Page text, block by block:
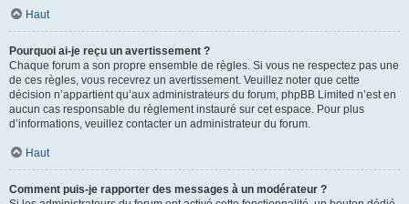
Haut
Pourquoi ai-je reçu un avertissement ?
Chaque forum a son propre ensemble de règles. Si vous ne respectez pas une
de ces règles, vous recevrez un avertissement. Veuillez noter que cette
décision n’appartient qu’aux administrateurs du forum, phpBB Limited n’est en
aucun cas responsable du règlement instauré sur cet espace. Pour plus
d’informations, veuillez contacter un administrateur du forum.
Haut
Comment puis-je rapporter des messages à un modérateur ?